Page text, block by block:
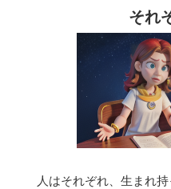
それ
人はそれぞれ、生まれ